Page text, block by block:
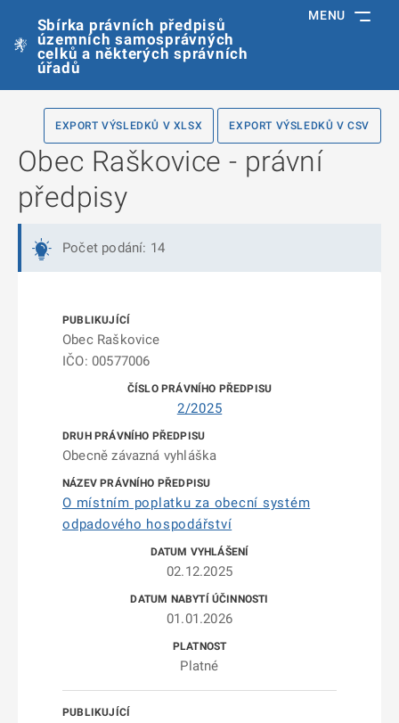
Sbírka právních předpisů
územních samosprávných
celků a některých správních
úřadů
MENU
EXPORT VÝSLEDKŮ V XLSX EXPORT VÝSLEDKŮ V CSV
Obec Raškovice - právní
předpisy
Počet podání: 14
Obec Raškovice
IČO: 00577006
2/2025
Obecně závazná vyhláška
O místním poplatku za obecní systém
odpadového hospodářství
02.12.2025
01.01.2026
Platné